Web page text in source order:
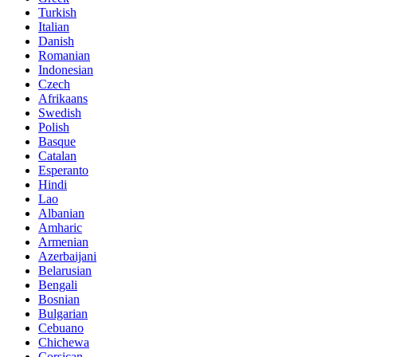
Turkish
Italian
Danish
Romanian
Indonesian
Czech
Afrikaans
Swedish
Polish
Basque
Catalan
Esperanto
Hindi
Lao
Albanian
Amharic
Armenian
Azerbaijani
Belarusian
Bengali
Bosnian
Bulgarian
Cebuano
Chichewa